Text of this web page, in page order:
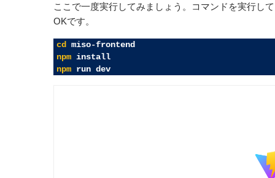
ここで一度実行してみましょう。コマンドを実行し
OKです。
cd miso-frontend
npm install
npm run dev